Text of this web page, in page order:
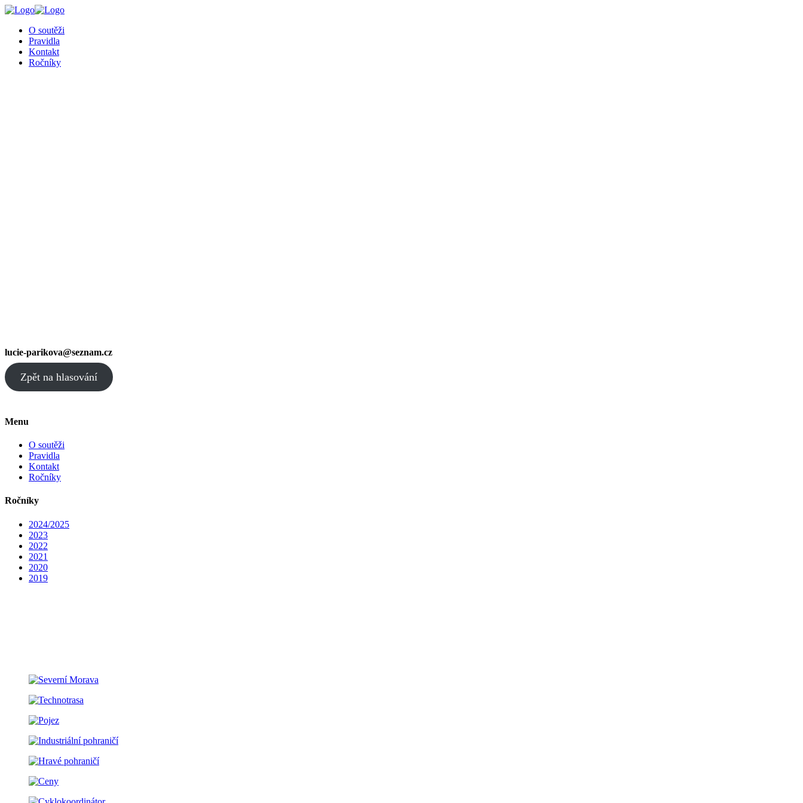
O soutěži
Pravidla
Kontakt
Ročníky
lucie-parikova@seznam.cz
Zpět na hlasování
Menu
O soutěži
Pravidla
Kontakt
Ročníky
Ročníky
2024/2025
2023
2022
2021
2020
2019